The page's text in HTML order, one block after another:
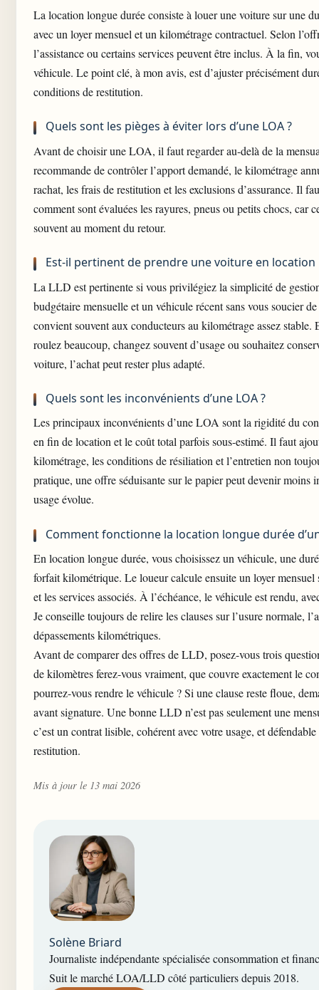
La location longue durée consiste à louer une voiture sur une
avec un loyer mensuel et un kilométrage contractuel. Selon
l’assistance ou certains services peuvent être inclus. À la fin,
véhicule. Le point clé, à mon avis, est d’ajuster précisément
conditions de restitution.
Quels sont les pièges à éviter lors d’une LOA ?
Avant de choisir une LOA, il faut regarder au-delà de la
recommande de contrôler l’apport demandé, le kilométrage
rachat, les frais de restitution et les exclusions d’assurance. Il
comment sont évaluées les rayures, pneus ou petits chocs, car
souvent au moment du retour.
Est-il pertinent de prendre une voiture en location
La LLD est pertinente si vous privilégiez la simplicité de
budgétaire mensuelle et un véhicule récent sans vous soucier
convient souvent aux conducteurs au kilométrage assez stable.
roulez beaucoup, changez souvent d’usage ou souhaitez
voiture, l’achat peut rester plus adapté.
Quels sont les inconvénients d’une LOA ?
Les principaux inconvénients d’une LOA sont la rigidité du
en fin de location et le coût total parfois sous-estimé. Il faut
kilométrage, les conditions de résiliation et l’entretien non
pratique, une offre séduisante sur le papier peut devenir moins
usage évolue.
Comment fonctionne la location longue durée
En location longue durée, vous choisissez un véhicule, une
forfait kilométrique. Le loueur calcule ensuite un loyer mensuel
et les services associés. À l’échéance, le véhicule est rendu,
Je conseille toujours de relire les clauses sur l’usure normale,
dépassements kilométriques.
Avant de comparer des offres de LLD, posez-vous trois
de kilomètres ferez-vous vraiment, que couvre exactement le
pourrez-vous rendre le véhicule ? Si une clause reste floue,
avant signature. Une bonne LLD n’est pas seulement une
c’est un contrat lisible, cohérent avec votre usage, et
restitution.
Mis à jour le 13 mai 2026
Solène Briard
Journaliste indépendante spécialisée consommation et
Suit le marché LOA/LLD côté particuliers depuis 2018.